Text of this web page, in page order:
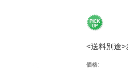
<送料別途>
価格: